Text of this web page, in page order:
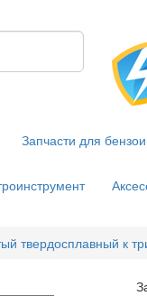
Запчасти для
твердосплавный к